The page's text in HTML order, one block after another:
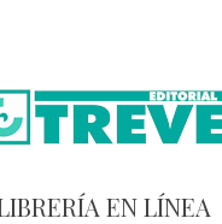
EN LÍNEA